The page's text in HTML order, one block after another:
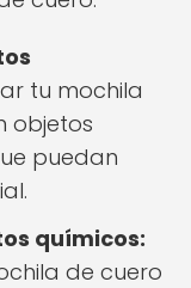
tu mochila
objetos
puedan
químicos:
de cuero